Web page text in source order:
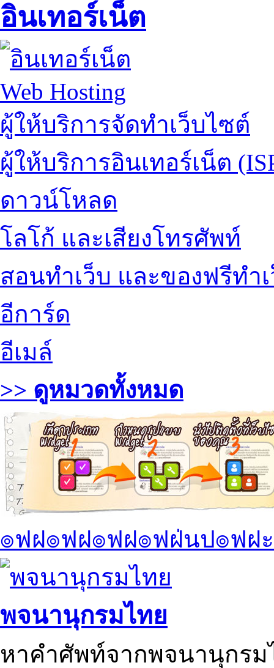
อินเทอร์เน็ต
Web Hosting
ผู้ให้บริการจัดทำเว็บไซต์
ผู้ให้บริการอินเทอร์เน็ต
ดาวน์โหลด
โลโก้ และเสียงโทรศัพท์
สอนทำเว็บ และของฟรีทำ
อีการ์ด
อีเมล์
>> ดูหมวดทั้งหมด
๏ฟฝ๏ฟฝ๏ฟฝ๏ฟฝ่นป๏ฟฝ
พจนานุกรมไทย
หาคำศัพท์จากพจนานุกรม